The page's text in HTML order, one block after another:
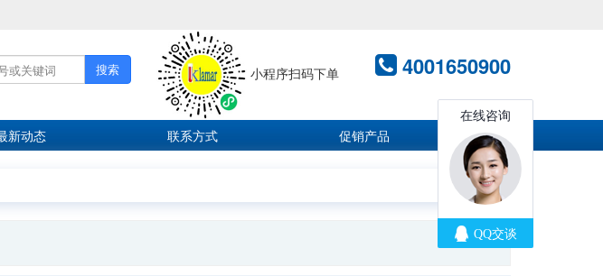
搜索 小程序扫码下单 4001650900
新动态 联系方式 促销产品